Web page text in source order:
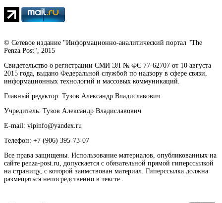
© Сетевое издание "Информационно-аналитический портал "The
Penza Post", 2015
Свидетельство о регистрации СМИ ЭЛ № ФС 77-62707 от 10 августа
2015 года, выдано Федеральной службой по надзору в сфере связи,
информационных технологий и массовых коммуникаций.
Главный редактор: Тузов Александр Владиславович
Учредитель: Тузов Александр Владиславович
E-mail: vipinfo@yandex.ru
Телефон: +7 (906) 395-73-07
Все права защищены. Использование материалов, опубликованных на
сайте penza-post.ru, допускается с обязательной прямой гиперссылкой
на страницу, с которой заимствован материал. Гиперссылка должна
размещаться непосредственно в тексте.